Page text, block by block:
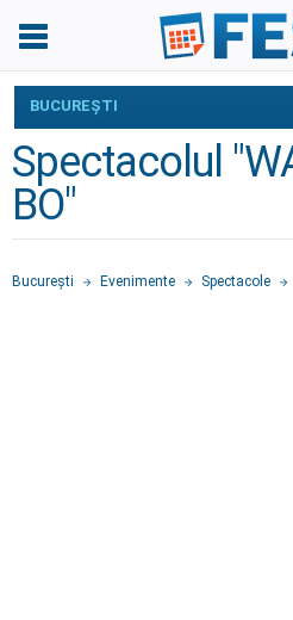
BUCUREŞTI
Spectacolul
BO"
Bucureşti Evenimente Spectacole